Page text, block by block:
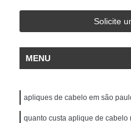
Solicite
MENU
apliques de cabelo em são
quanto custa aplique de cabelo